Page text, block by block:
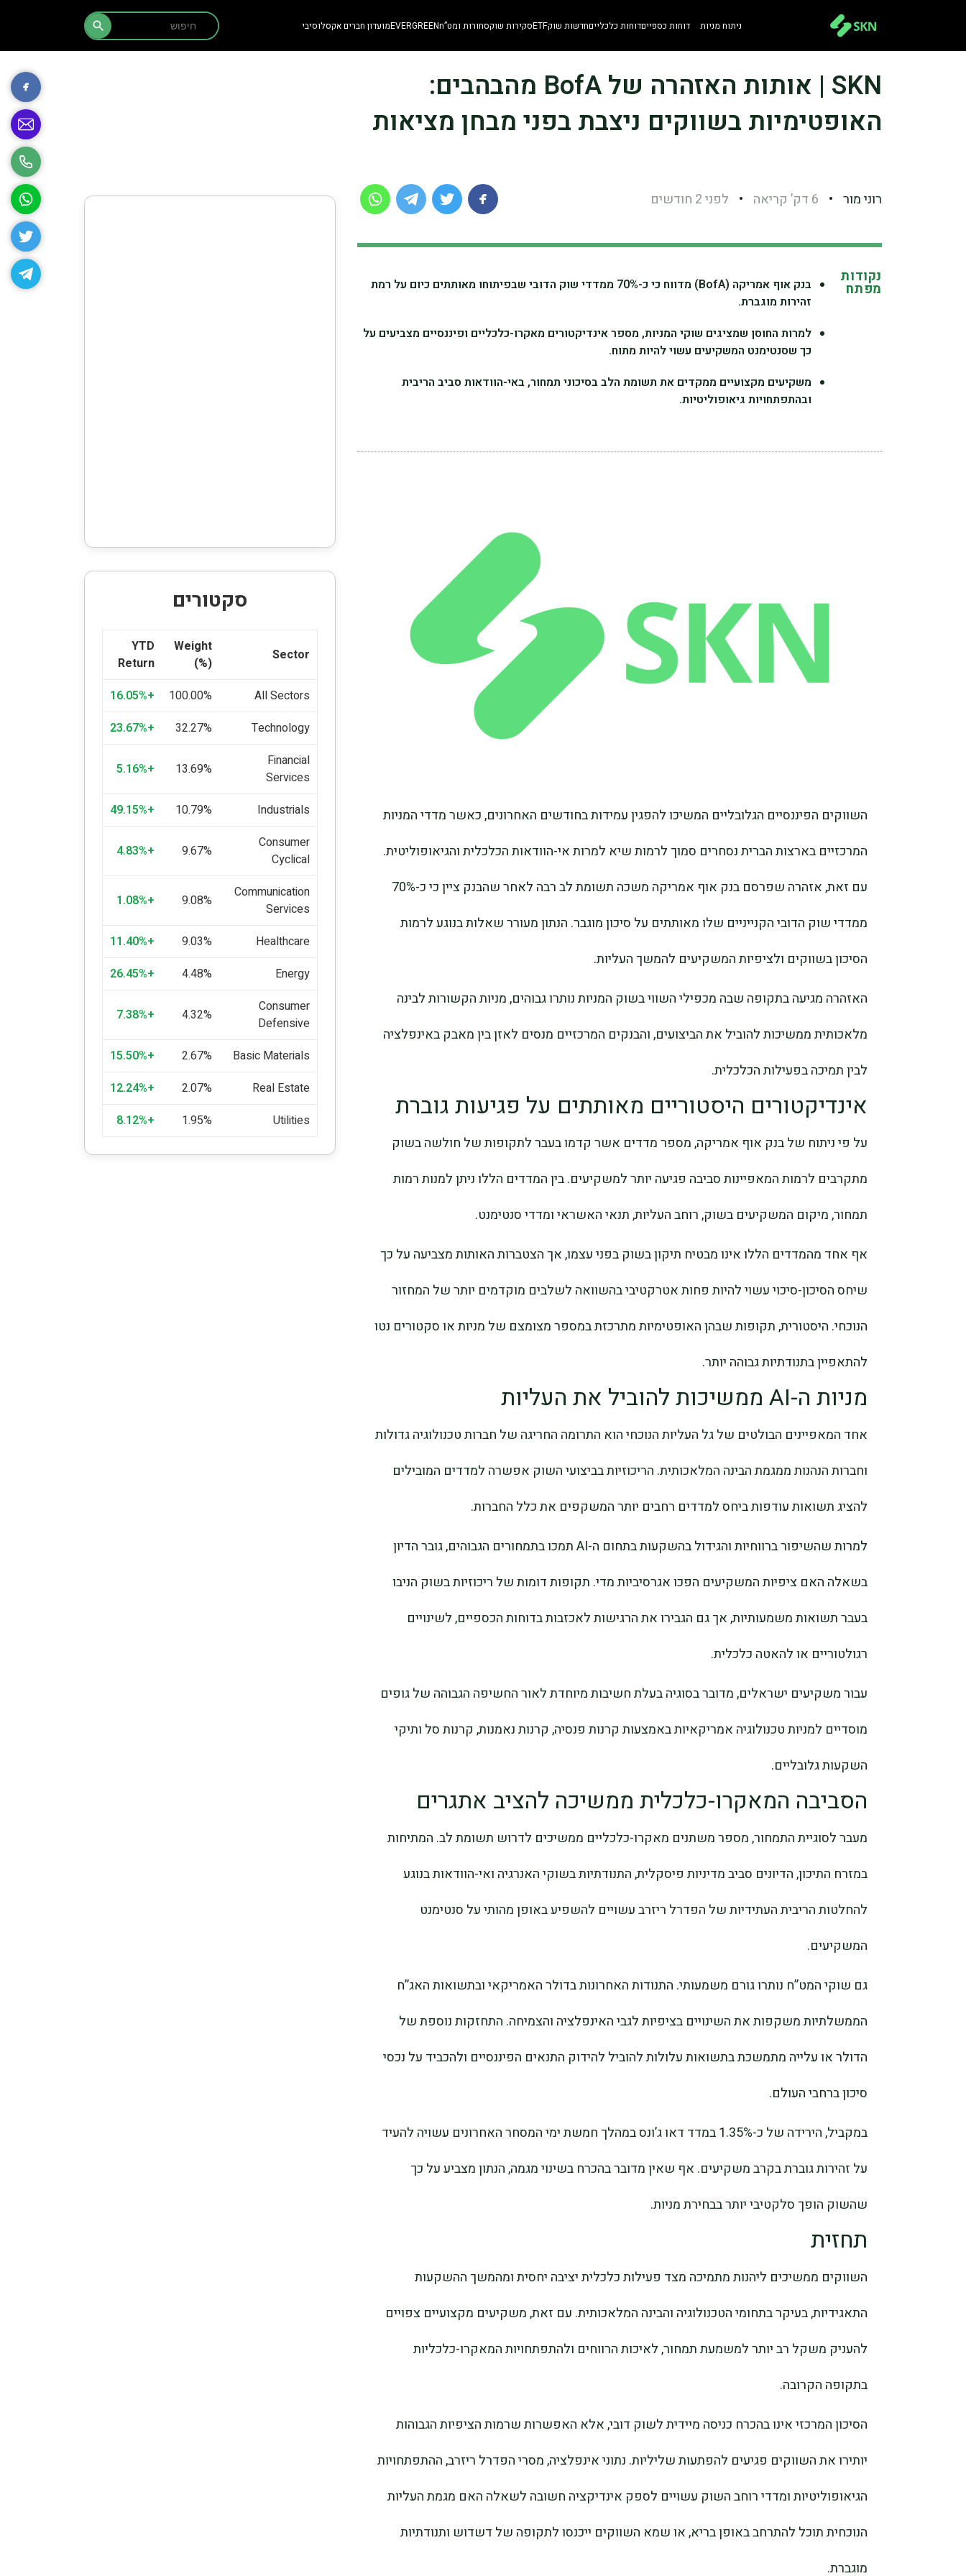
ניתוח מניות דוחות כספייםדוחות כלכלייםחדשות שוקETFסקירות שוקסחורות ומט”חEVERGREENמועדון חברים אקסלוסיבי Search
for:
Search Button
SKN | אותות האזהרה של BofA מהבהבים:
האופטימיות בשווקים ניצבת בפני מבחן מציאות
רוני מור • 6 דק’ קריאה • לפני 2 חודשים
נקודות
מפתח
בנק אוף אמריקה (BofA) מדווח כי כ-70% ממדדי שוק הדובי שבפיתוחו מאותתים כיום על רמת
זהירות מוגברת.
למרות החוסן שמציגים שוקי המניות, מספר אינדיקטורים מאקרו-כלכליים ופיננסיים מצביעים על
כך שסנטימנט המשקיעים עשוי להיות מתוח.
משקיעים מקצועיים ממקדים את תשומת הלב בסיכוני תמחור, באי-הוודאות סביב הריבית
ובהתפתחויות גיאופוליטיות.
השווקים הפיננסיים הגלובליים המשיכו להפגין עמידות בחודשים האחרונים, כאשר מדדי המניות
המרכזיים בארצות הברית נסחרים סמוך לרמות שיא למרות אי-הוודאות הכלכלית והגיאופוליטית.
עם זאת, אזהרה שפרסם בנק אוף אמריקה משכה תשומת לב רבה לאחר שהבנק ציין כי כ-70%
ממדדי שוק הדובי הקנייניים שלו מאותתים על סיכון מוגבר. הנתון מעורר שאלות בנוגע לרמות
הסיכון בשווקים ולציפיות המשקיעים להמשך העליות.
האזהרה מגיעה בתקופה שבה מכפילי השווי בשוק המניות נותרו גבוהים, מניות הקשורות לבינה
מלאכותית ממשיכות להוביל את הביצועים, והבנקים המרכזיים מנסים לאזן בין מאבק באינפלציה
לבין תמיכה בפעילות הכלכלית.
אינדיקטורים היסטוריים מאותתים על פגיעות גוברת
על פי ניתוח של בנק אוף אמריקה, מספר מדדים אשר קדמו בעבר לתקופות של חולשה בשוק
מתקרבים לרמות המאפיינות סביבה פגיעה יותר למשקיעים. בין המדדים הללו ניתן למנות רמות
תמחור, מיקום המשקיעים בשוק, רוחב העליות, תנאי האשראי ומדדי סנטימנט.
אף אחד מהמדדים הללו אינו מבטיח תיקון בשוק בפני עצמו, אך הצטברות האותות מצביעה על כך
שיחס הסיכון-סיכוי עשוי להיות פחות אטרקטיבי בהשוואה לשלבים מוקדמים יותר של המחזור
הנוכחי. היסטורית, תקופות שבהן האופטימיות מתרכזת במספר מצומצם של מניות או סקטורים נטו
להתאפיין בתנודתיות גבוהה יותר.
מניות ה-AI ממשיכות להוביל את העליות
אחד המאפיינים הבולטים של גל העליות הנוכחי הוא התרומה החריגה של חברות טכנולוגיה גדולות
וחברות הנהנות ממגמת הבינה המלאכותית. הריכוזיות בביצועי השוק אפשרה למדדים המובילים
להציג תשואות עודפות ביחס למדדים רחבים יותר המשקפים את כלל החברות.
למרות שהשיפור ברווחיות והגידול בהשקעות בתחום ה-AI תמכו בתמחורים הגבוהים, גובר הדיון
בשאלה האם ציפיות המשקיעים הפכו אגרסיביות מדי. תקופות דומות של ריכוזיות בשוק הניבו
בעבר תשואות משמעותיות, אך גם הגבירו את הרגישות לאכזבות בדוחות הכספיים, לשינויים
רגולטוריים או להאטה כלכלית.
עבור משקיעים ישראלים, מדובר בסוגיה בעלת חשיבות מיוחדת לאור החשיפה הגבוהה של גופים
מוסדיים למניות טכנולוגיה אמריקאיות באמצעות קרנות פנסיה, קרנות נאמנות, קרנות סל ותיקי
השקעות גלובליים.
הסביבה המאקרו-כלכלית ממשיכה להציב אתגרים
מעבר לסוגיית התמחור, מספר משתנים מאקרו-כלכליים ממשיכים לדרוש תשומת לב. המתיחות
במזרח התיכון, הדיונים סביב מדיניות פיסקלית, התנודתיות בשוקי האנרגיה ואי-הוודאות בנוגע
להחלטות הריבית העתידיות של הפדרל ריזרב עשויים להשפיע באופן מהותי על סנטימנט
המשקיעים.
גם שוקי המט”ח נותרו גורם משמעותי. התנודות האחרונות בדולר האמריקאי ובתשואות האג”ח
הממשלתיות משקפות את השינויים בציפיות לגבי האינפלציה והצמיחה. התחזקות נוספת של
הדולר או עלייה מתמשכת בתשואות עלולות להוביל להידוק התנאים הפיננסיים ולהכביד על נכסי
סיכון ברחבי העולם.
במקביל, הירידה של כ-1.35% במדד דאו ג’ונס במהלך חמשת ימי המסחר האחרונים עשויה להעיד
על זהירות גוברת בקרב משקיעים. אף שאין מדובר בהכרח בשינוי מגמה, הנתון מצביע על כך
שהשוק הופך סלקטיבי יותר בבחירת מניות.
תחזית
השווקים ממשיכים ליהנות מתמיכה מצד פעילות כלכלית יציבה יחסית ומהמשך ההשקעות
התאגידיות, בעיקר בתחומי הטכנולוגיה והבינה המלאכותית. עם זאת, משקיעים מקצועיים צפויים
להעניק משקל רב יותר למשמעת תמחור, לאיכות הרווחים ולהתפתחויות המאקרו-כלכליות
בתקופה הקרובה.
הסיכון המרכזי אינו בהכרח כניסה מיידית לשוק דובי, אלא האפשרות שרמות הציפיות הגבוהות
יותירו את השווקים פגיעים להפתעות שליליות. נתוני אינפלציה, מסרי הפדרל ריזרב, ההתפתחויות
הגיאופוליטיות ומדדי רוחב השוק עשויים לספק אינדיקציה חשובה לשאלה האם מגמת העליות
הנוכחית תוכל להתרחב באופן בריא, או שמא השווקים ייכנסו לתקופה של דשדוש ותנודתיות
מוגברת.
סקטורים
Sector
Weight
(%)
YTD
Return
All Sectors
100.00%
+16.05%
Technology
32.27%
+23.67%
Financial
Services
13.69%
+5.16%
Industrials
10.79%
+49.15%
Consumer
Cyclical
9.67%
+4.83%
Communication
Services
9.08%
+1.08%
Healthcare
9.03%
+11.40%
Energy
4.48%
+26.45%
Consumer
Defensive
4.32%
+7.38%
Basic Materials
2.67%
+15.50%
Real Estate
2.07%
+12.24%
Utilities
1.95%
+8.12%